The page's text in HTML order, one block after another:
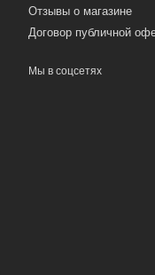
Отзывы о магазине
Договор публичной
Мы в соцсетях